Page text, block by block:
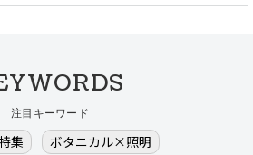
注目キーワード
集
ボタニカル×照明